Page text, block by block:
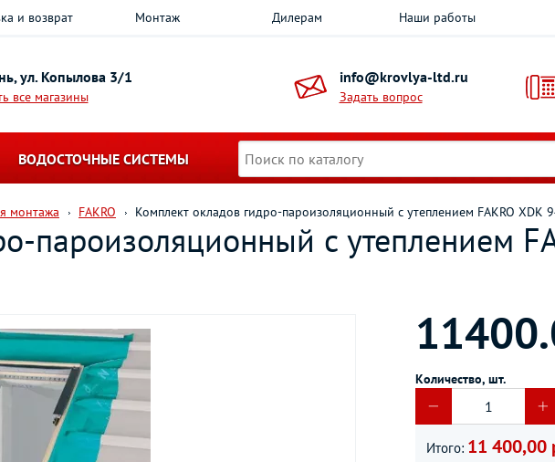
и возврат Монтаж Дилерам Наши работы
ул. Копылова 3/1
все магазины
info@krovlya-ltd.ru
Задать вопрос
ВОДОСТОЧНЫЕ СИСТЕМЫ
монтажа FAKRO Комплект окладов гидро-пароизоляционный c утеплением FAKRO XDK
пароизоляционный c утеплением
Количество, шт.
Итого: 11 400,00